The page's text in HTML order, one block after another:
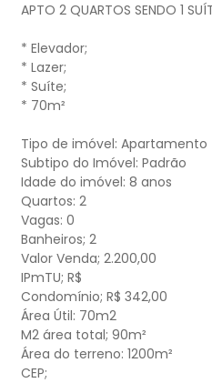
APTO 2 QUARTOS SENDO 1
* Elevador;
* Lazer;
* Suíte;
* 70m²
Tipo de imóvel: Apartamento
Subtipo do Imóvel: Padrão
Idade do imóvel: 8 anos
Quartos: 2
Vagas: 0
Banheiros; 2
Valor Venda; 2.200,00
IPmTU; R$
Condomínio; R$ 342,00
Área Útil: 70m2
M2 área total; 90m²
Área do terreno: 1200m²
CEP;